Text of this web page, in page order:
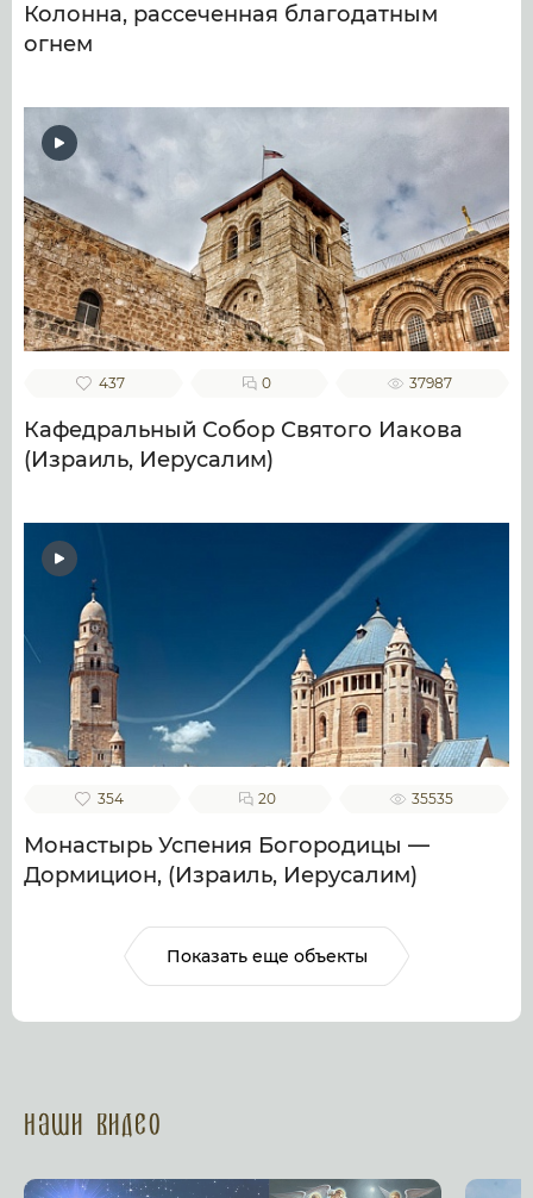
Колонна, рассеченная благодатным
огнем
437 0 37987
Кафедральный Собор Святого Иакова
(Израиль, Иерусалим)
354 20 35535
Монастырь Успения Богородицы —
Дормицион, (Израиль, Иерусалим)
Показать еще объекты
Наши Видео